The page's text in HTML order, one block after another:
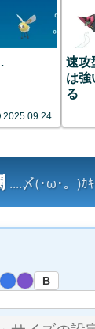
2025.09.24
速攻
は強
る
....〆(･ω･。)ｶ
B